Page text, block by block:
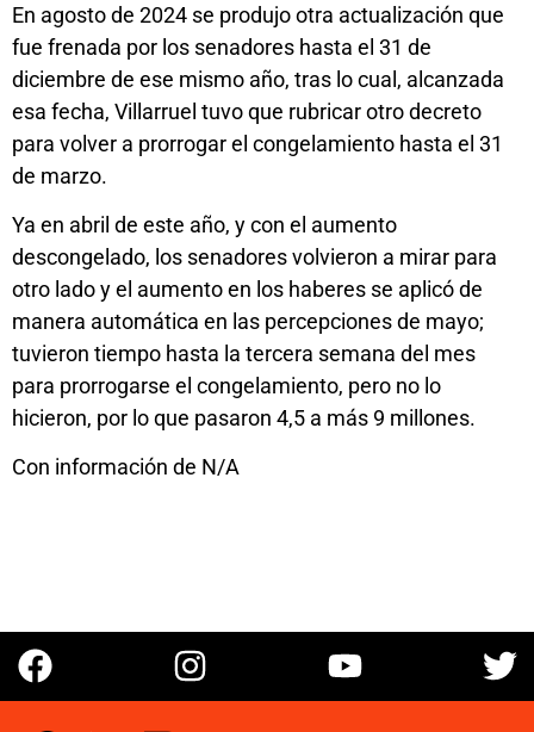
En agosto de 2024 se produjo otra actualización que
fue frenada por los senadores hasta el 31 de
diciembre de ese mismo año, tras lo cual, alcanzada
esa fecha, Villarruel tuvo que rubricar otro decreto
para volver a prorrogar el congelamiento hasta el 31
de marzo.
Ya en abril de este año, y con el aumento
descongelado, los senadores volvieron a mirar para
otro lado y el aumento en los haberes se aplicó de
manera automática en las percepciones de mayo;
tuvieron tiempo hasta la tercera semana del mes
para prorrogarse el congelamiento, pero no lo
hicieron, por lo que pasaron 4,5 a más 9 millones.
Con información de N/A